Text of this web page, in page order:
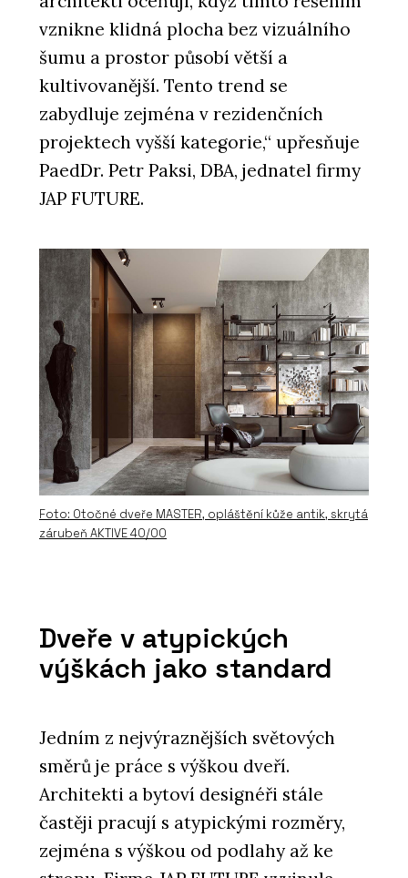
ČLÁNKY
Střešní nástavba inspirovaná
funkcionalismem
PRODUKTY
Dveře MASTER - JAP
EFEKTA – obkladový systém
promyšlený do všech detailů
ČLÁNKY
vznikne klidná plocha bez vizuálního
šumu a prostor působí větší a
kultivovanější. Tento trend se
zabydluje zejména v rezidenčních
projektech vyšší kategorie,“ upřesňuje
PaedDr. Petr Paksi, DBA, jednatel firmy
JAP FUTURE.
Foto: Otočné dveře MASTER, opláštění kůže antik, skrytá
zárubeň AKTIVE 40/00
Dveře v atypických
výškách jako standard
Jedním z nejvýraznějších světových
směrů je práce s výškou dveří.
Architekti a bytoví designéři stále
častěji pracují s atypickými rozměry,
zejména s výškou od podlahy až ke